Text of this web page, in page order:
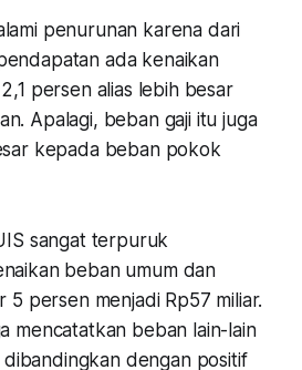
penurunan karena dari
ada kenaikan
persen alias lebih besar
Apalagi, beban gaji itu juga
kepada beban pokok
sangat terpuruk
beban umum dan
5 persen menjadi Rp57 miliar.
mencatatkan beban lain-lain
dibandingkan dengan positif